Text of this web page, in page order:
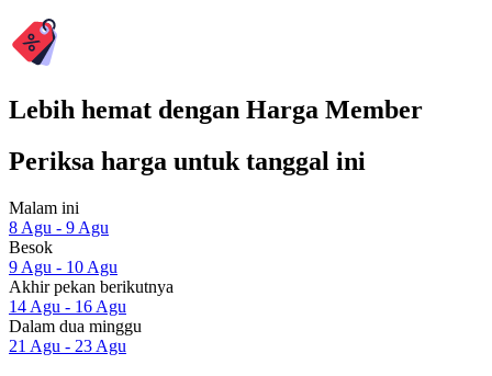
Lebih hemat dengan Harga Member
Periksa harga untuk tanggal ini
Malam ini
8 Agu - 9 Agu
Besok
9 Agu - 10 Agu
Akhir pekan berikutnya
14 Agu - 16 Agu
Dalam dua minggu
21 Agu - 23 Agu